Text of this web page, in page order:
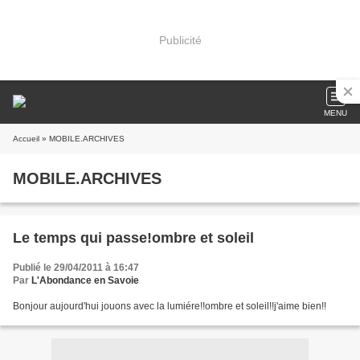
Publicité
MENU
Accueil » MOBILE.ARCHIVES
MOBILE.ARCHIVES
Le temps qui passe!ombre et soleil
Publié le 29/04/2011 à 16:47
Par L'Abondance en Savoie
Bonjour aujourd'hui jouons avec la lumiére!!ombre et soleil!!j'aime bien!!